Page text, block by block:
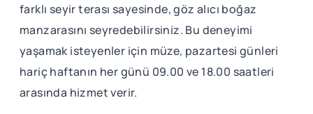
farklı seyir terası sayesinde, göz alıcı boğaz
manzarasını seyredebilirsiniz. Bu deneyimi
yaşamak isteyenler için müze, pazartesi günleri
hariç haftanın her günü 09.00 ve 18.00 saatleri
arasında hizmet verir.